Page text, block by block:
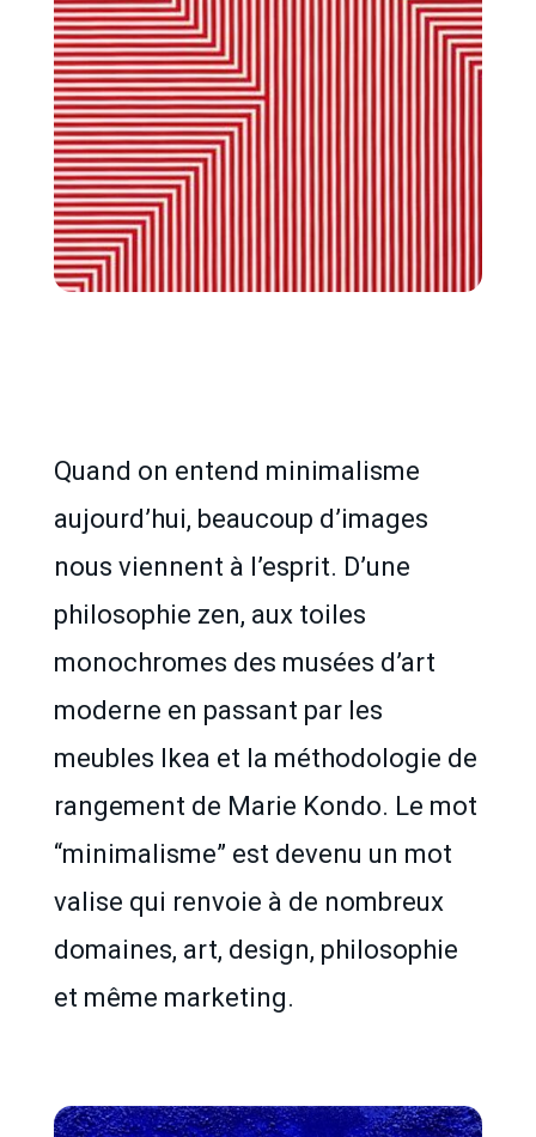
Quand on entend minimalisme
aujourd’hui, beaucoup d’images
nous viennent à l’esprit. D’une
philosophie zen, aux toiles
monochromes des musées d’art
moderne en passant par les
meubles Ikea et la méthodologie de
rangement de Marie Kondo. Le mot
“minimalisme” est devenu un mot
valise qui renvoie à de nombreux
domaines, art, design, philosophie
et même marketing.